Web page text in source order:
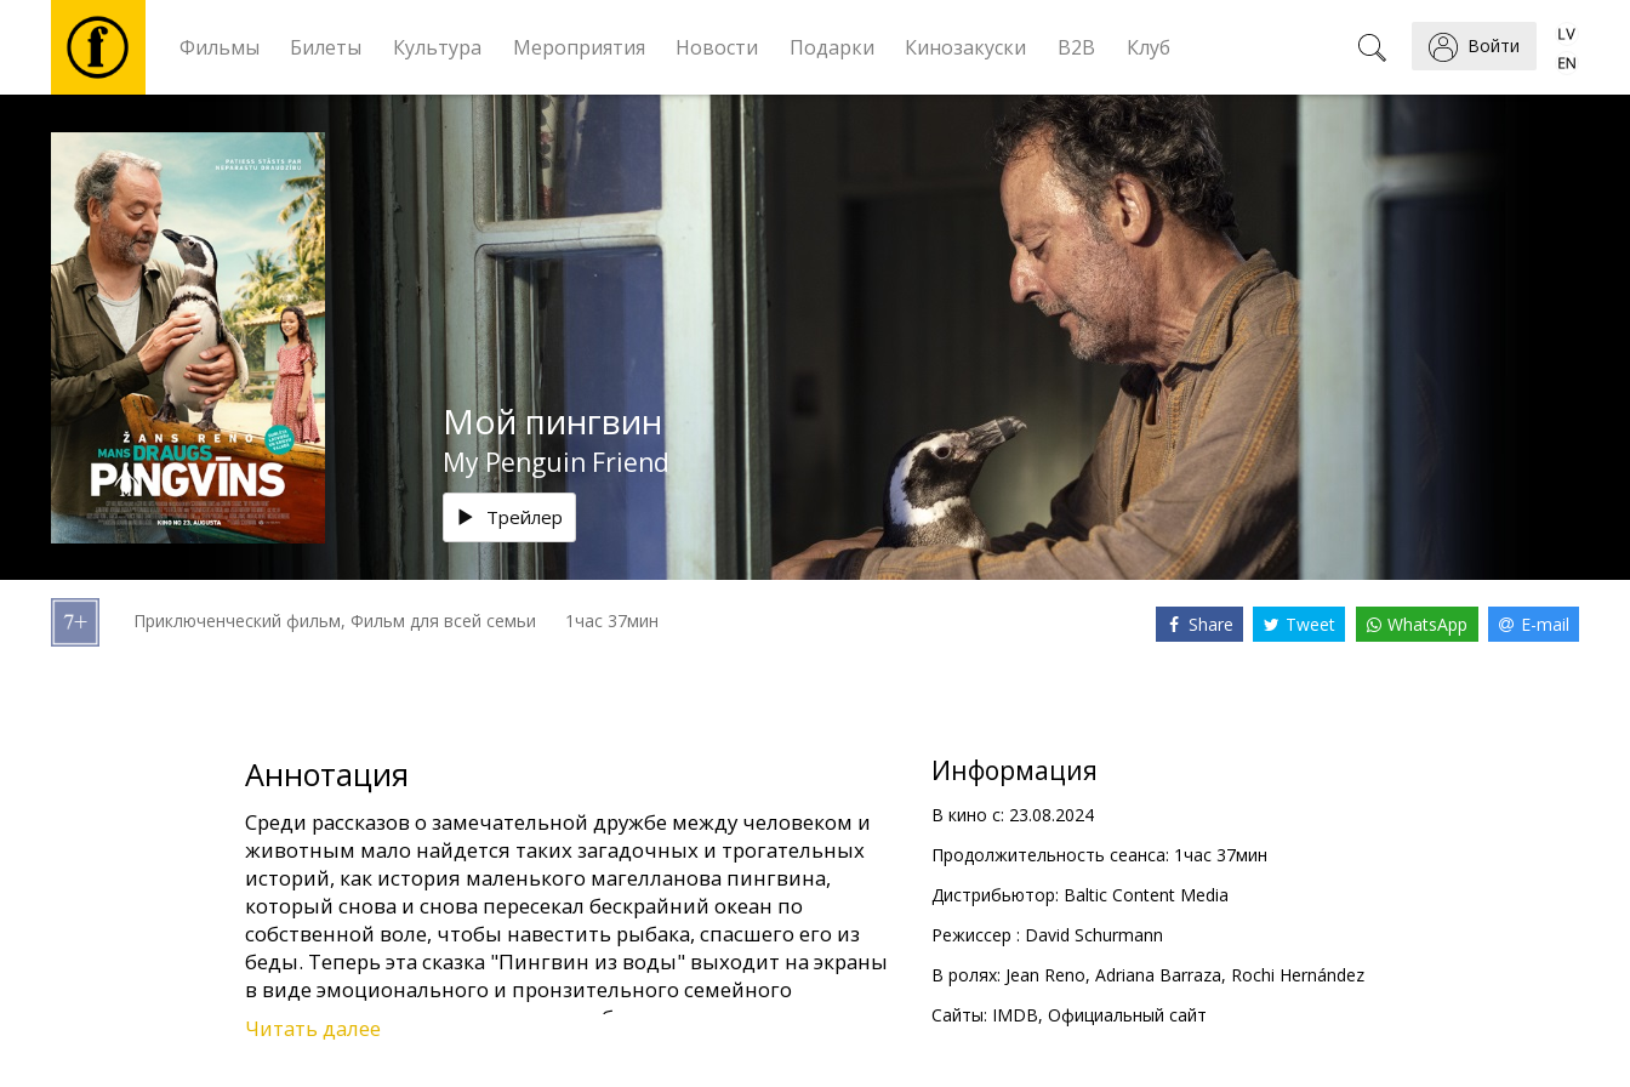
Фильмы Билеты Культура Мероприятия Новости Подарки Кинозакуски B2B Клуб Войти
Фильмы
Билеты
Культура
Мероприятия
Новости
Подарки
B2B
Мой пингвин
My Penguin Friend
Трейлер
Приключенческий фильм, Фильм для всей семьи 1час 37мин Share Tweet WhatsApp E-mail
Аннотация
Среди рассказов о замечательной дружбе между человеком и
животным мало найдется таких загадочных и трогательных
историй, как история маленького магелланова пингвина,
который снова и снова пересекал бескрайний океан по
собственной воле, чтобы навестить рыбака, спасшего его из
беды. Теперь эта сказка "Пингвин из воды" выходит на экраны
в виде эмоционального и пронзительного семейного
приключения, путешествия о дружбе, мужестве, сострадании и
силе любви, способной преодолеть даже самые большие
Читать далее
Информация
В кино с: 23.08.2024
Продолжительность сеанса: 1час 37мин
Дистрибьютор: Baltic Content Media
Pежиссер : David Schurmann
В ролях: Jean Reno, Adriana Barraza, Rochi Hernández
Сайты: IMDB, Официальный сайт